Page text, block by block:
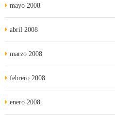
mayo 2008
abril 2008
marzo 2008
febrero 2008
enero 2008